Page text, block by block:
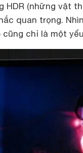
HDR (những vật
quan trọng.
cũng chỉ là một